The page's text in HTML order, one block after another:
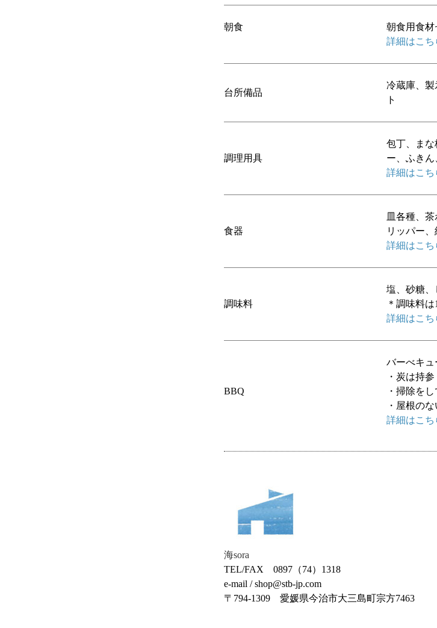
朝食
朝食用食材
詳細はこ
台所備品
冷蔵庫、製
ト
調理用具
包丁、ま
ー、ふき
詳細はこ
食器
皿各種、
リッパー
詳細はこ
調味料
塩、砂糖
＊調味料
詳細はこ
BBQ
バーべキ
・炭は持
・掃除を
・屋根の
詳細はこ
海sora
TEL/FAX 0897（74）1318
e-mail / shop@stb-jp.com
〒794-1309 愛媛県今治市大三島町宗方7463